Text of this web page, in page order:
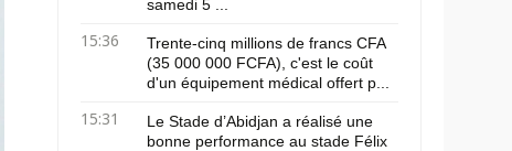
samedi 5 ...
15:36
Trente-cinq millions de francs CFA
(35 000 000 FCFA), c'est le coût
d'un équipement médical offert p...
15:31
Le Stade d’Abidjan a réalisé une
bonne performance au stade Félix